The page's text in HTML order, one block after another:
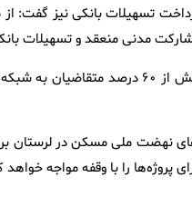
نهضت ملی مسکن در لرستان بر
پروژه‌ها را با وقفه مواجه خواهد